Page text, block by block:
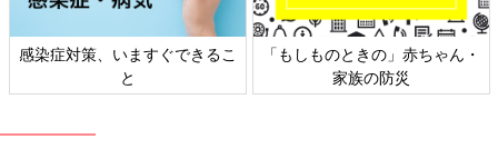
感染症対策、いますぐできるこ
と
「もしものときの」赤ちゃん・
家族の防災